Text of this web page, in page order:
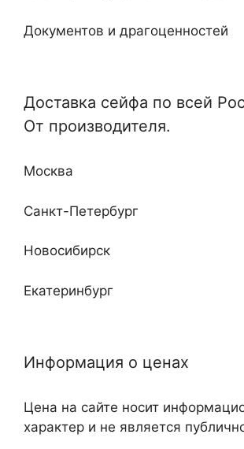
Кабинетные
Недорогие
Документов и драгоценностей
Отдельные и монтируемые
и огню
Доставка сейфа по всей
От производителя.
Москва
Санкт-Петербург
Новосибирск
Екатеринбург
Казань
Самара
Информация о ценах
Цена на сайте носит
характер и не является